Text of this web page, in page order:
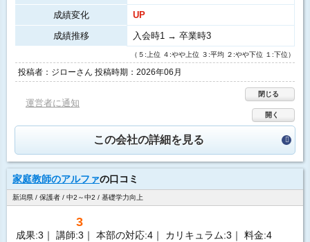
成績変化
UP
成績推移
入会時1 → 卒業時3
（５:上位 ４:やや上位 ３:平均 ２:やや下位 １:下位）
投稿者：ジローさん 投稿時期：2026年06月
運営者に通知
閉じる
開く
この会社の詳細を見る
家庭教師のアルファの口コミ
新潟県 / 保護者 / 中2～中2 / 基礎学力向上
3
成果:3｜ 講師:3｜ 本部の対応:4｜ カリキュラム:3｜ 料金:4